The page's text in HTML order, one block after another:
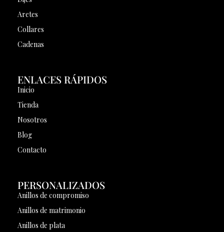
Aretes
Collares
Cadenas
ENLACES RÁPIDOS
Inicio
Tienda
Nosotros
Blog
Contacto
PERSONALIZADOS
Anillos de compromiso
Anillos de matrimonio
Anillos de plata